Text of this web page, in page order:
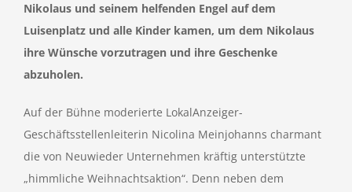
Nikolaus und seinem helfenden Engel auf dem
Luisenplatz und alle Kinder kamen, um dem Nikolaus
ihre Wünsche vorzutragen und ihre Geschenke
abzuholen.
Auf der Bühne moderierte LokalAnzeiger-
Geschäftsstellenleiterin Nicolina Meinjohanns charmant
die von Neuwieder Unternehmen kräftig unterstützte
„himmliche Weihnachtsaktion“. Denn neben dem